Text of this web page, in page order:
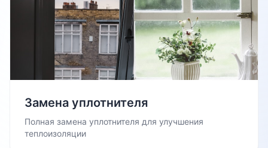
Замена уплотнителя
Полная замена уплотнителя для улучшения
теплоизоляции